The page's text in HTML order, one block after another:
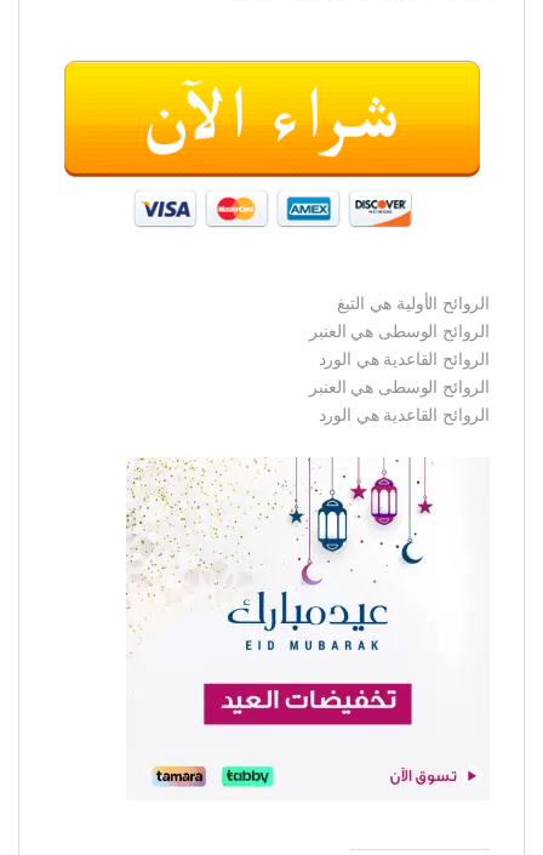
الروائح الأولية هي التبغ
الروائح الوسطى هي العنبر
الروائح القاعدية هي الورد
الروائح الوسطى هي العنبر
الروائح القاعدية هي الورد